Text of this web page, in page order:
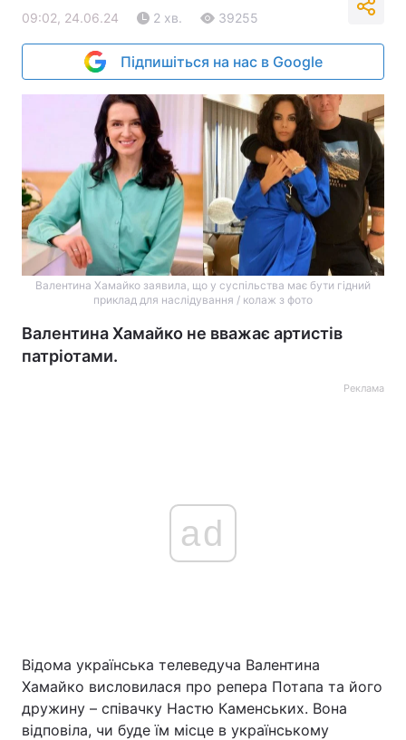
09:02, 24.06.24 2 хв. 39255
Підпишіться на нас в Google
Валентина Хамайко заявила, що у суспільства має бути гідний
приклад для наслідування / колаж з фото
Валентина Хамайко не вважає артистів
патріотами.
Реклама
ad
Відома українська телеведуча Валентина
Хамайко висловилася про репера Потапа та його
дружину – співачку Настю Каменських. Вона
відповіла, чи буде їм місце в українському